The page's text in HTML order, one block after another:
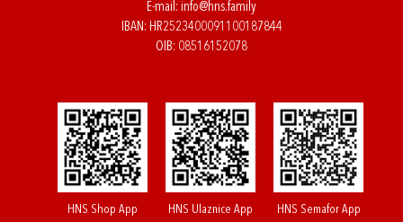
E-mail: info@hns.family
IBAN: HR2523400091100187844
OIB: 08516152078
HNS Shop App HNS Ulaznice App HNS Semafor App